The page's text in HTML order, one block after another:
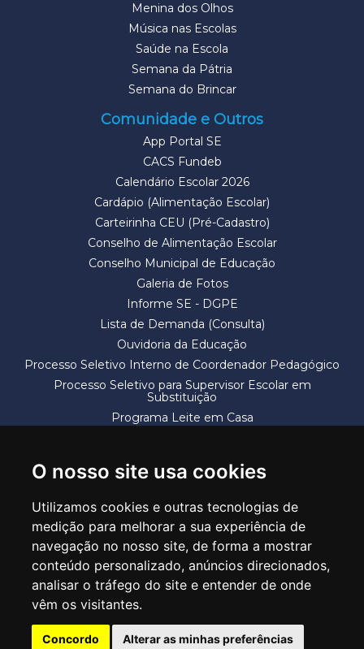
O nosso site usa cookies
Utilizamos cookies e outras tecnologias de
medição para melhorar a sua experiência de
navegação no nosso site, de forma a mostrar
conteúdo personalizado, anúncios direcionados,
analisar o tráfego do site e entender de onde
vêm os visitantes.
Concordo Alterar as minhas preferências
Menina dos Olhos
Música nas Escolas
Saúde na Escola
Semana da Pátria
Semana do Brincar
Comunidade e Outros
App Portal SE
CACS Fundeb
Calendário Escolar 2026
Cardápio (Alimentação Escolar)
Carteirinha CEU (Pré-Cadastro)
Conselho de Alimentação Escolar
Conselho Municipal de Educação
Galeria de Fotos
Informe SE - DGPE
Lista de Demanda (Consulta)
Ouvidoria da Educação
Processo Seletivo Interno de Coordenador Pedagógico
Processo Seletivo para Supervisor Escolar em
Substituição
Programa Leite em Casa
SECRETARIA DE EDUCAÇÃO
Rua Claudino Barbosa, 313 - Macedo - Guarulhos/SP CEP 07113-040
Central de Atendimento: *55 11 2475-7300